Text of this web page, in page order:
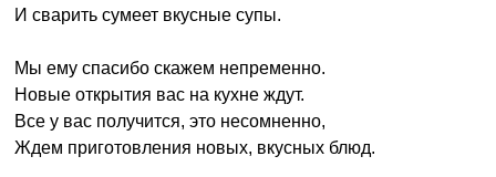
И сварить сумеет вкусные супы.
Мы ему спасибо скажем непременно.
Новые открытия вас на кухне ждут.
Все у вас получится, это несомненно,
Ждем приготовления новых, вкусных блюд.